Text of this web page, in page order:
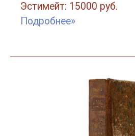
Эстимейт: 15000 руб.
Подробнее»